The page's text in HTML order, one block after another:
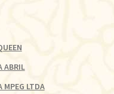
ABRIL
MPEG LTDA